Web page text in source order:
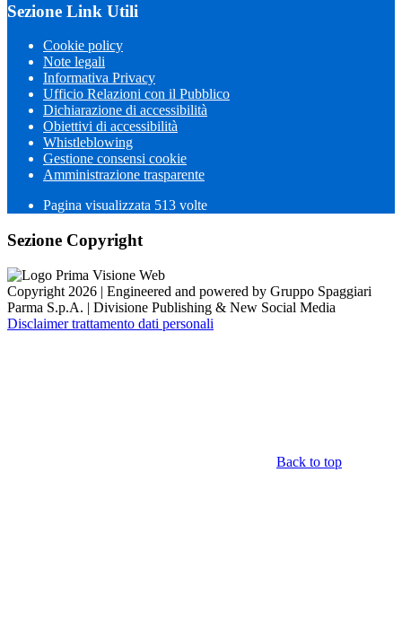
Sezione Link Utili
Cookie policy
Note legali
Informativa Privacy
Ufficio Relazioni con il Pubblico
Dichiarazione di accessibilità
Obiettivi di accessibilità
Whistleblowing
Gestione consensi cookie
Amministrazione trasparente
Pagina visualizzata 513 volte
Sezione Copyright
Copyright 2026 | Engineered and powered by Gruppo Spaggiari
Parma S.p.A. | Divisione Publishing & New Social Media
Disclaimer trattamento dati personali
Back to top